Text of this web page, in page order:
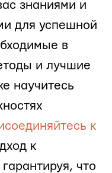
знаниями и
для успешной
в
и лучшие
научитесь
к
к
что